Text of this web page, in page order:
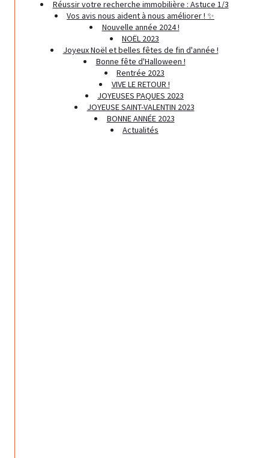
Réussir votre recherche immobilière : Astuce 1/3
Vos avis nous aident à nous améliorer ! ✨
Nouvelle année 2024 !
NOËL 2023
Joyeux Noël et belles fêtes de fin d'année !
Bonne fête d'Halloween !
Rentrée 2023
VIVE LE RETOUR !
JOYEUSES PAQUES 2023
JOYEUSE SAINT-VALENTIN 2023
BONNE ANNÉE 2023
Actualités